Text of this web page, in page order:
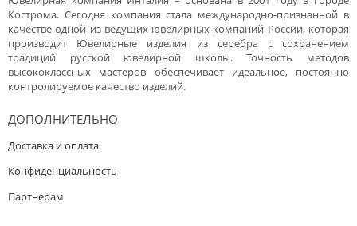
Кострома. Сегодня компания стала международно-признанной в
качестве одной из ведущих ювелирных компаний России, которая
производит Ювелирные изделия из серебра с сохранением
традиций русской ювелирной школы. Точность методов
высококлассных мастеров обеспечивает идеальное, постоянно
контролируемое качество изделий.
ДОПОЛНИТЕЛЬНО
Доставка и оплата
Конфиденциальность
Партнерам